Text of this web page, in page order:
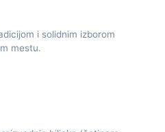
i solidnim izborom
mestu.